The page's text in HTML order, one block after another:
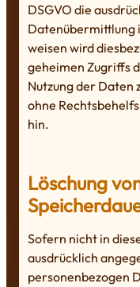
DSGVO die
Datenübermittlung
weisen wird
geheimen Zugriffs
Nutzung der Daten
ohne
hin.
Löschung
Sofern nicht in
ausdrücklich
personenbezogen